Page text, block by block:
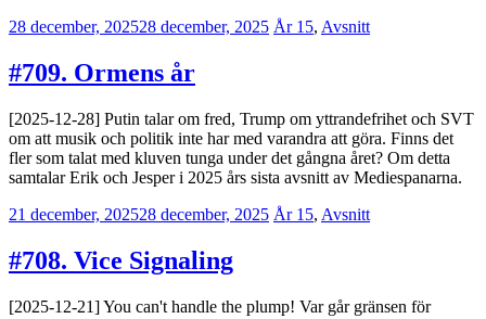
28 december, 202528 december, 2025 Jesper
År 15, Avsnitt
#709. Ormens år
[2025-12-28] Putin talar om fred, Trump om yttrandefrihet och SVT
om att musik och politik inte har med varandra att göra. Finns det
fler som talat med kluven tunga under det gångna året? Om detta
samtalar Erik och Jesper i 2025 års sista avsnitt av Mediespanarna.
21 december, 202528 december, 2025 Erik
År 15, Avsnitt
#708. Vice Signaling
[2025-12-21] You can't handle the plump! Var går gränsen för